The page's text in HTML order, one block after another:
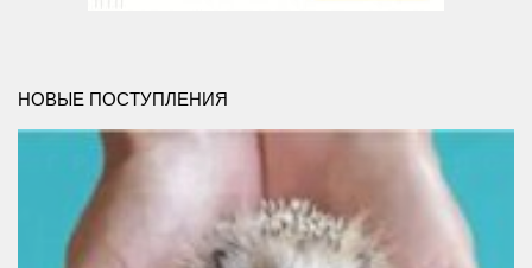
НОВЫЕ ПОСТУПЛЕНИЯ